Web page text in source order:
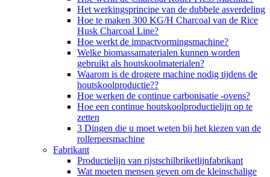
Het werkingsprincipe van de dubbele asverdeling
Hoe te maken 300 KG/H Charcoal van de Rice
Husk Charcoal Line?
Hoe werkt de impactvormingsmachine?
Welke biomassamaterialen kunnen worden
gebruikt als houtskoolmaterialen?
Waarom is de drogere machine nodig tijdens de
houtskoolproductie??
Hoe werken de continue carbonisatie -ovens?
Hoe een continue houtskoolproductielijn op te
zetten
3 Dingen die u moet weten bij het kiezen van de
rollerpersmachine
Fabrikant
Productielijn van rijstschilbriketlijnfabrikant
Wat moeten mensen geven om de kleinschalige